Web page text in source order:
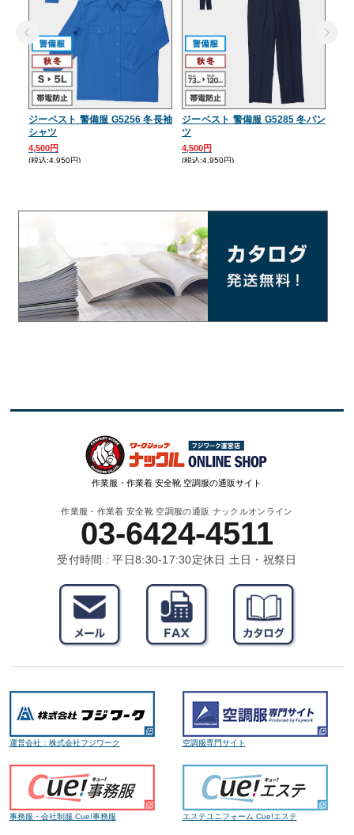
ジーベスト 警備服 G5256 冬長袖
シャツ
4,500円
(税込:4,950円)
ジーベスト 警備服 G5285 冬パン
ツ
4,500円
(税込:4,950円)
作業服・作業着 安全靴 空調服の通販サイト
作業服・作業着 安全靴 空調服の通販 ナックルオンライン
03-6424-4511
受付時間 : 平日8:30-17:30定休日 土日・祝祭日
運営会社：株式会社フジワーク 空調服専門サイト
事務服・会社制服 Cue!事務服 エステユニフォーム Cue!エステ